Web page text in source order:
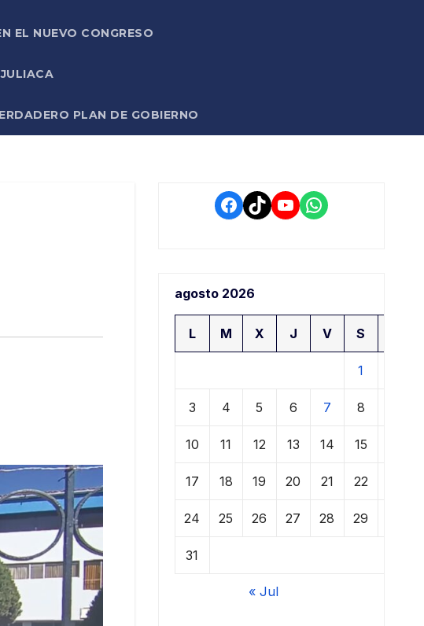
EL NUEVO CONGRESO
PLAN DE GOBIERNO
Facebook
TikTokYouTube
WhatsApp
agosto 2026
L M X J V S
1
3 4 5 6 7 8
10 11 12 13 14 15
17 18 19 20 21 22
24 25 26 27 28 29
31
« Jul